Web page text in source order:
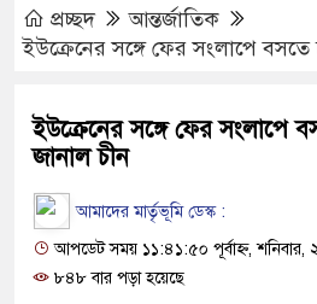
প্রচ্ছদ
আন্তর্জাতিক
ইউক্রেনের সঙ্গে ফের সংলাপে বসতে
ইউক্রেনের সঙ্গে ফের সংলাপে
জানাল চীন
আমাদের মার্তৃভূমি ডেস্ক :
আপডেট সময় ১১:৪১:৫০ পূর্বাহ্ন, শনিবার,
৮৪৮ বার পড়া হয়েছে